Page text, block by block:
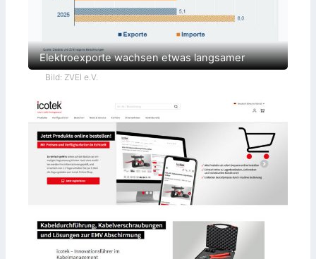
Elektroexporte wachsen etwas langsamer
Bild: ZVEI e.V.